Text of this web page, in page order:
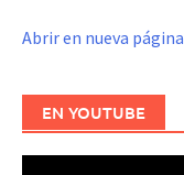
Abrir en nueva página
EN YOUTUBE